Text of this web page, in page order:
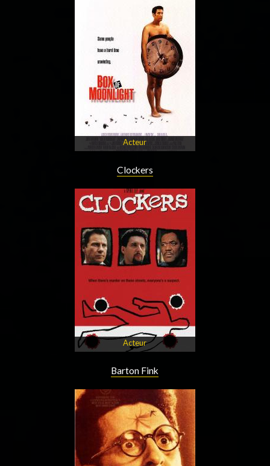
Acteur
Clockers
Acteur
Barton Fink